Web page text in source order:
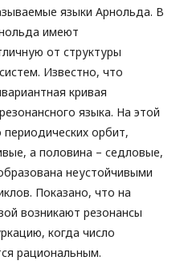
языки Арнольда. В
имеют
от структуры
Известно, что
кривая
языка. На этой
орбит,
а половина – седловые,
неустойчивыми
Показано, что на
возникают резонансы
когда число
рациональным.